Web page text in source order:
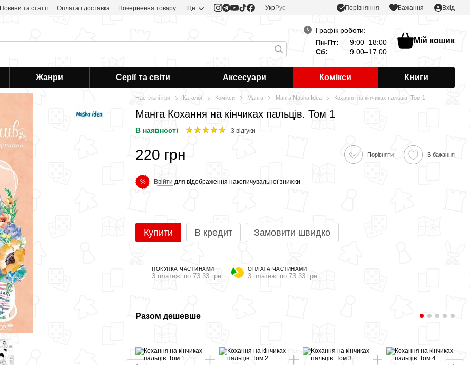
Новини та статті Оплата і доставка Повернення товару Ще УкрРус Порівняння Бажання Вхід
Графік роботи:
Пн-Пт:
9:00–18:00
Сб:
9:00–17:00
Мій кошик
Жанри Серії та світи Аксесуари Комікси Книги
Настільні ігри Каталог Комікси Манга Манга Nasha Idea Кохання на кінчиках пальців. Том 1
Манга Кохання на кінчиках пальців. Том 1
В наявності 3 відгуки
220 грн Порівняти В бажання
% Ввійти для відображення накопичувальної знижки
Купити В кредит Замовити швидко
ПОКУПКА ЧАСТИНАМИ
3 платежі по 73.33 грн
ОПЛАТА ЧАСТИНАМИ
3 платежі по 73.33 грн
Разом дешевше